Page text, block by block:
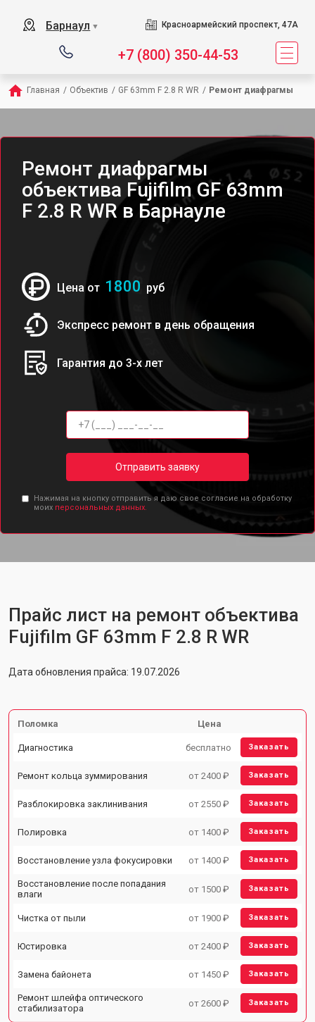
Барнаул ▼ Красноармейский проспект, 47А
+7 (800) 350-44-53
Главная / Объектив / GF 63mm F 2.8 R WR / Ремонт диафрагмы
Ремонт диафрагмы
объектива Fujifilm GF 63mm
F 2.8 R WR в Барнауле
Цена от 1800 руб
Экспресс ремонт в день обращения
Гарантия до 3-х лет
Отправить заявку
Нажимая на кнопку отправить я даю свое согласие на обработку
моих персональных данных.
Прайс лист на ремонт объектива
Fujifilm GF 63mm F 2.8 R WR
Дата обновления прайса: 19.07.2026
Поломка Цена
Диагностика бесплатно Заказать
Ремонт кольца зуммирования от 2400 ₽ Заказать
Разблокировка заклинивания от 2550 ₽ Заказать
Полировка от 1400 ₽ Заказать
Восстановление узла фокусировки от 1400 ₽ Заказать
Восстановление после попадания
влаги
от 1500 ₽ Заказать
Чистка от пыли от 1900 ₽ Заказать
Юстировка от 2400 ₽ Заказать
Замена байонета от 1450 ₽ Заказать
Ремонт шлейфа оптического
стабилизатора
от 2600 ₽ Заказать